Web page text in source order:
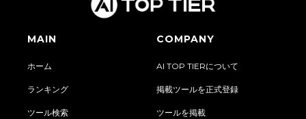
MAIN
ホーム
ランキング
ツール検索
COMPANY
AI TOP TIERについて
掲載ツールを正式登録
ツールを掲載